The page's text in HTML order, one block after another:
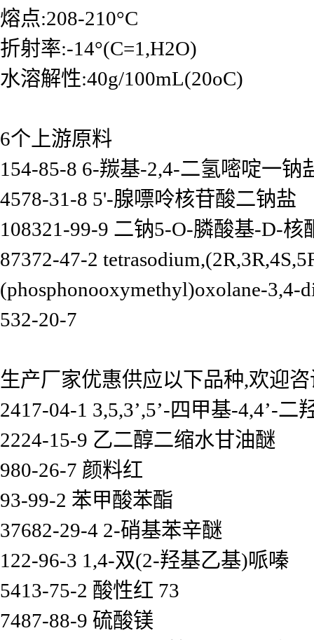
熔点:208-210°C
折射率:-14°(C=1,H2O)
水溶解性:40g/100mL(20oC)
6个上游原料
154-85-8 6-羰基-2,4-二氢嘧啶一钠
4578-31-8 5'-腺嘌呤核苷酸二钠盐
108321-99-9 二钠5-O-膦酸基-D-核
87372-47-2
(phosphonooxymethyl)oxolane-3,4-
532-20-7
生产厂家优惠供应以下品种,欢迎
2417-04-1 3,5,3’,5’-四甲基-4,4’-二
2224-15-9 乙二醇二缩水甘油醚
980-26-7 颜料红
93-99-2 苯甲酸苯酯
37682-29-4 2-硝基苯辛醚
122-96-3 1,4-双(2-羟基乙基)哌嗪
5413-75-2 酸性红 73
7487-88-9 硫酸镁